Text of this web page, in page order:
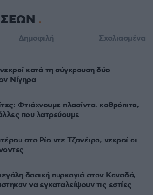
Δημοφιλή Σχολιασμένα
κατά τη σύγκρουση δύο
Νίγηρα
Φτιάχνουμε πλασίντα, κοθρόπιτα,
που λατρεύουμε
στο Ρίο ντε Τζανέιρο, νεκροί οι
δασική πυρκαγιά στον Καναδά,
να εγκαταλείψουν τις εστίες